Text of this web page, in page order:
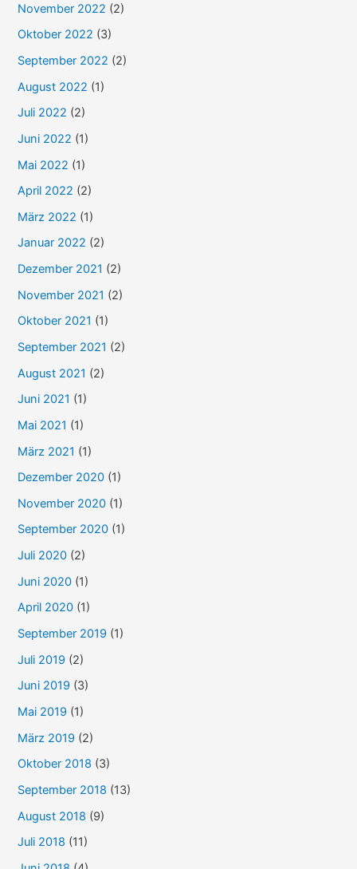
November 2022 (2)
Oktober 2022 (3)
September 2022 (2)
August 2022 (1)
Juli 2022 (2)
Juni 2022 (1)
Mai 2022 (1)
April 2022 (2)
März 2022 (1)
Januar 2022 (2)
Dezember 2021 (2)
November 2021 (2)
Oktober 2021 (1)
September 2021 (2)
August 2021 (2)
Juni 2021 (1)
Mai 2021 (1)
März 2021 (1)
Dezember 2020 (1)
November 2020 (1)
September 2020 (1)
Juli 2020 (2)
Juni 2020 (1)
April 2020 (1)
September 2019 (1)
Juli 2019 (2)
Juni 2019 (3)
Mai 2019 (1)
März 2019 (2)
Oktober 2018 (3)
September 2018 (13)
August 2018 (9)
Juli 2018 (11)